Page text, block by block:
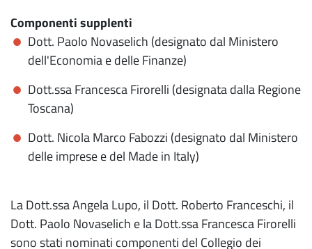
Componenti supplenti
Dott. Paolo Novaselich (designato dal Ministero
dell'Economia e delle Finanze)
Dott.ssa Francesca Firorelli (designata dalla Regione
Toscana)
Dott. Nicola Marco Fabozzi (designato dal Ministero
delle imprese e del Made in Italy)
La Dott.ssa Angela Lupo, il Dott. Roberto Franceschi, il
Dott. Paolo Novaselich e la Dott.ssa Francesca Firorelli
sono stati nominati componenti del Collegio dei